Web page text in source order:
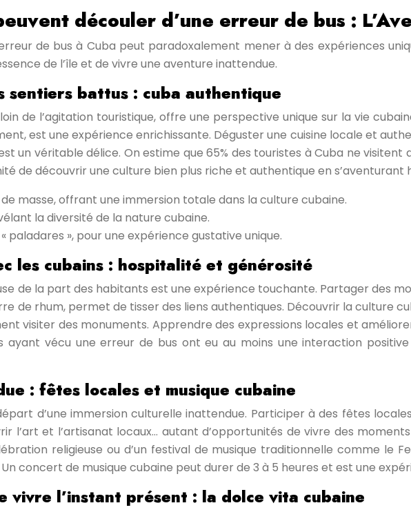
découler d’une erreur de bus :
de bus à Cuba peut paradoxalement mener à des expériences
de l’île et de vivre une aventure inattendue.
sentiers battus : cuba authentique
de l’agitation touristique, offre une perspective unique sur la vie
est une expérience enrichissante. Déguster une cuisine locale et
un véritable délice. On estime que 65% des touristes à Cuba ne visitent
de découvrir une culture bien plus riche et authentique en s’aventurant
masse, offrant une immersion totale dans la culture cubaine.
la diversité de la nature cubaine.
paladares », pour une expérience gustative unique.
les cubains : hospitalité et générosité
de la part des habitants est une expérience touchante. Partager des
de rhum, permet de tisser des liens authentiques. Découvrir la culture
visiter des monuments. Apprendre des expressions locales et
ayant vécu une erreur de bus ont eu au moins une interaction
: fêtes locales et musique cubaine
d’une immersion culturelle inattendue. Participer à des fêtes
l’art et l’artisanat locaux… autant d’opportunités de vivre des
religieuse ou d’un festival de musique traditionnelle comme le
concert de musique cubaine peut durer de 3 à 5 heures et est une
l’instant présent : la dolce vita cubaine